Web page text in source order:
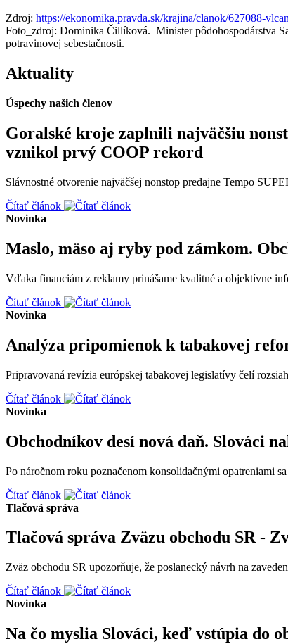
Zdroj: https://ekonomika.pravda.sk/krajina/clanok/627088-
Foto_zdroj: Dominika Čillíková. Minister pôdohospodárstva
potravinovej sebestačnosti.
Aktuality
Úspechy našich členov
Goralské kroje zaplnili najväčšiu
vznikol prvý COOP rekord
Slávnostné otvorenie najväčšej nonstop predajne Tempo
Čítať článok
Novinka
Maslo, mäso aj ryby pod zámkom.
Vďaka financiám z reklamy prinášame kvalitné a objektívne
Čítať článok
Novinka
Analýza pripomienok k tabakovej
Pripravovaná revízia európskej tabakovej legislatívy čelí
Čítať článok
Novinka
Obchodníkov desí nová daň. Slováci
Po náročnom roku poznačenom konsolidačnými opatreniami
Čítať článok
Tlačová správa
Tlačová správa Zväzu obchodu SR -
Zväz obchodu SR upozorňuje, že poslanecký návrh na
Čítať článok
Novinka
Na čo myslia Slováci, keď vstúpia do